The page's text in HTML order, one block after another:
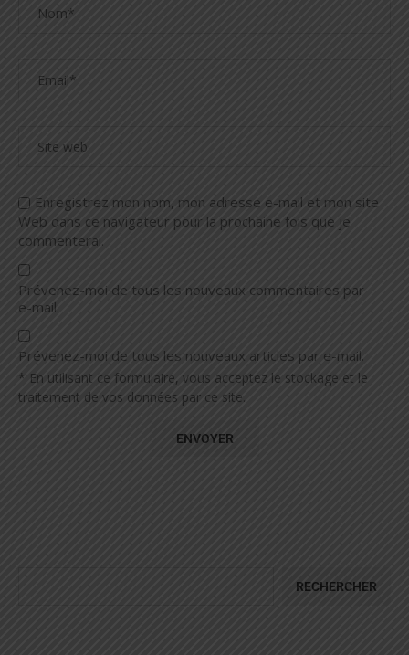
Enregistrez mon nom, mon adresse e-mail et mon site
Web dans ce navigateur pour la prochaine fois que je
commenterai.
Prévenez-moi de tous les nouveaux commentaires par
e-mail.
Prévenez-moi de tous les nouveaux articles par e-mail.
* En utilisant ce formulaire, vous acceptez le stockage et le
traitement de vos données par ce site.
RECHERCHER